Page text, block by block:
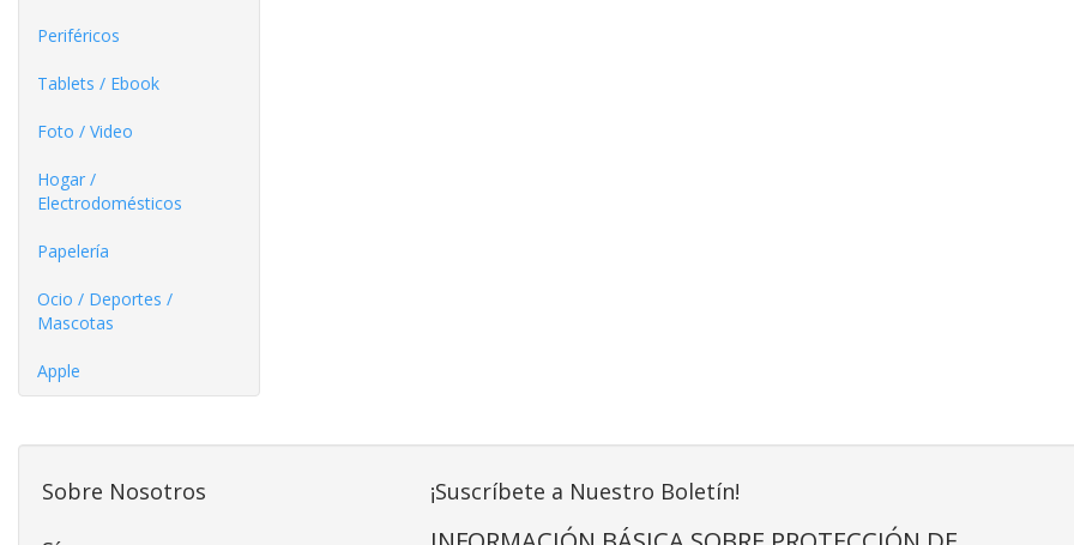
Periféricos
Tablets / Ebook
Foto / Video
Hogar /
Electrodomésticos
Papelería
Ocio / Deportes /
Mascotas
Apple
Sobre Nosotros ¡Suscríbete a Nuestro Boletín!